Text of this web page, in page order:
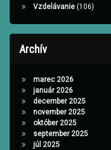
Vzdelávanie(106)
Archív
marec 2026
január 2026
december 2025
november 2025
október 2025
september 2025
júl 2025